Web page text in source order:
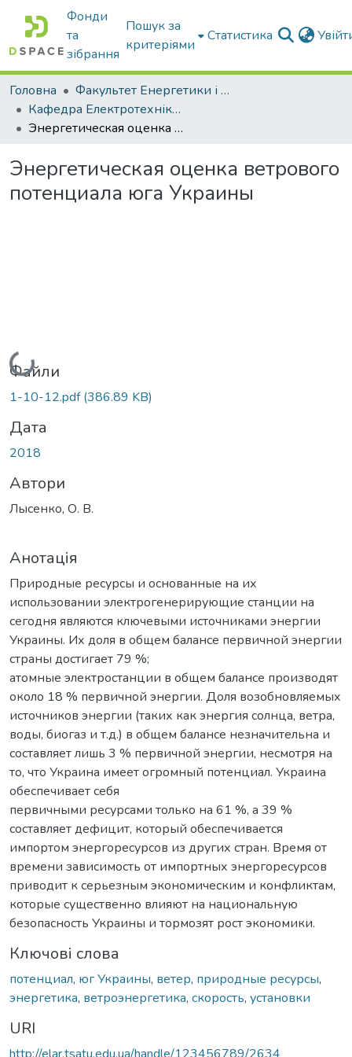
Фонди
та
зібрання
Пошук за
критеріями
Статистика
Головна
Факультет Енергетики і комп'ютерних технологій
Кафедра Електротехніки і електромеханіки ім. проф. В.В. Овчарова
Энергетическая оценка ветрового потенциала юга Украины
Энергетическая оценка ветрового
потенциала юга Украины
Вантажиться...
Файли
1-10-12.pdf(386.89 KB)
Дата
2018
Автори
Лысенко, О. В.
Анотація
Природные ресурсы и основанные на их
использовании электрогенерирующие станции на
сегодня являются ключевыми источниками энергии
Украины. Их доля в общем балансе первичной энергии
страны достигает 79 %;
атомные электростанции в общем балансе производят
около 18 % первичной энергии. Доля возобновляемых
источников энергии (таких как энергия солнца, ветра,
воды, биогаз и т.д.) в общем балансе незначительна и
составляет лишь 3 % первичной энергии, несмотря на
то, что Украина имеет огромный потенциал. Украина
обеспечивает себя
первичными ресурсами только на 61 %, а 39 %
составляет дефицит, который обеспечивается
импортом энергоресурсов из других стран. Время от
времени зависимость от импортных энергоресурсов
приводит к серьезным экономическим и конфликтам,
которые существенно влияют на национальную
безопасность Украины и тормозят рост экономики.
Ключові слова
потенциал, юг Украины, ветер, природные ресурсы,
энергетика, ветроэнергетика, скорость, установки
URI